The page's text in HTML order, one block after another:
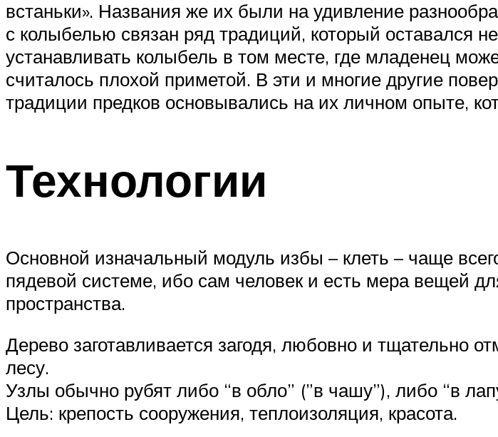
встаньки». Названия же их были на удивление
с колыбелью связан ряд традиций, который оставался
устанавливать колыбель в том месте, где младенец
считалось плохой приметой. В эти и многие другие
традиции предков основывались на их личном опыте,
Технологии
Основной изначальный модуль избы – клеть – чаще
пядевой системе, ибо сам человек и есть мера вещей
пространства.
Дерево заготавливается загодя, любовно и тщательно
лесу.
Узлы обычно рубят либо “в обло” (”в чашу”), либо “в
Цель: крепость сооружения, теплоизоляция, красота.